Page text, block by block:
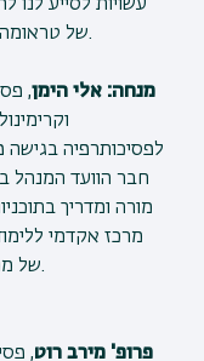
עשויות לסייע
של טראומה, מוסר ואנושיות נעשות דחופות מאי פעם.
מנחה: אלי הימן,
לפסיכותרפיה
חבר הוועד המנהל
מורה ומדריך
מרכז אקדמי
של מכון ת"א; מטפל ומדריך בקליניקה פרטית.
פרופ' מירב רוט,